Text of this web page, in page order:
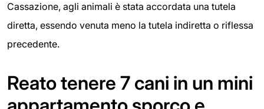
Cassazione, agli animali è stata accordata una tutela
diretta, essendo venuta meno la tutela indiretta o riflessa
precedente.
Reato tenere 7 cani in un mini